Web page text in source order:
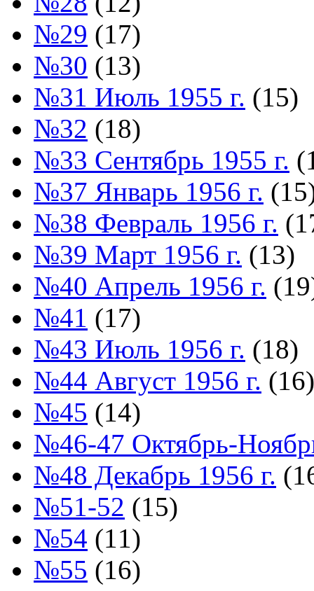
№29 (17)
№30 (13)
№31 Июль 1955 г. (15)
№32 (18)
№33 Сентябрь 1955 г.
№37 Январь 1956 г.
№38 Февраль 1956 г.
№39 Март 1956 г. (13)
№40 Апрель 1956 г.
№41 (17)
№43 Июль 1956 г. (18)
№44 Август 1956 г. (16)
№45 (14)
№46-47 Октябрь-
№48 Декабрь 1956 г.
№51-52 (15)
№54 (11)
№55 (16)